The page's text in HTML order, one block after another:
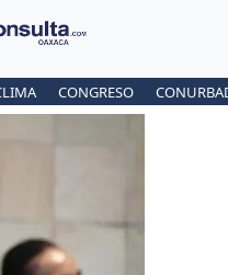
CONGRESO